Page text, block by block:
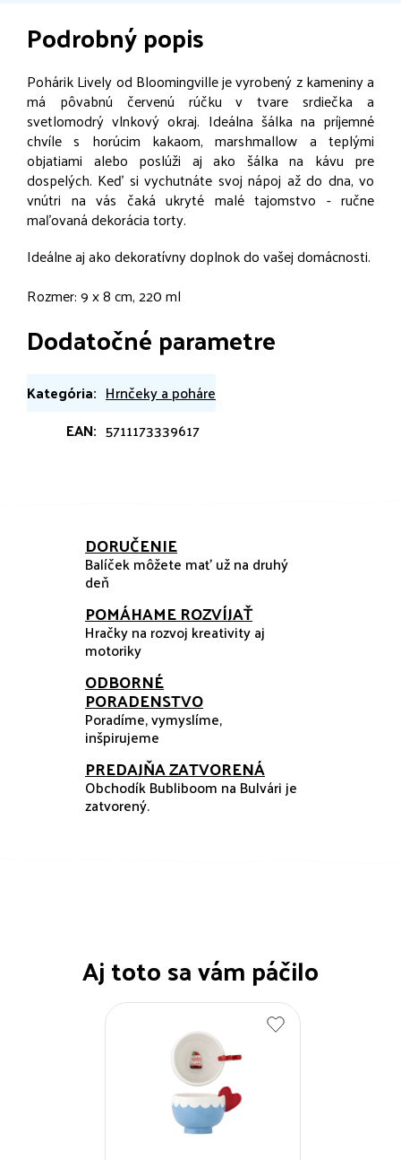
Podrobný popis
Pohárik Lively od Bloomingville je vyrobený z kameniny a
má pôvabnú červenú rúčku v tvare srdiečka a
svetlomodrý vlnkový okraj. Ideálna šálka na príjemné
chvíle s horúcim kakaom, marshmallow a teplými
objatiami alebo poslúži aj ako šálka na kávu pre
dospelých. Keď si vychutnáte svoj nápoj až do dna, vo
vnútri na vás čaká ukryté malé tajomstvo - ručne
maľovaná dekorácia torty.
Ideálne aj ako dekoratívny doplnok do vašej domácnosti.
Rozmer: 9 x 8 cm, 220 ml
Dodatočné parametre
Kategória: Hrnčeky a poháre
EAN: 5711173339617
DORUČENIE
Balíček môžete mať už na druhý
deň
POMÁHAME ROZVÍJAŤ
Hračky na rozvoj kreativity aj
motoriky
ODBORNÉ
PORADENSTVO
Poradíme, vymyslíme,
inšpirujeme
PREDAJŇA ZATVORENÁ
Obchodík Bubliboom na Bulvári je
zatvorený.
Aj toto sa vám páčilo